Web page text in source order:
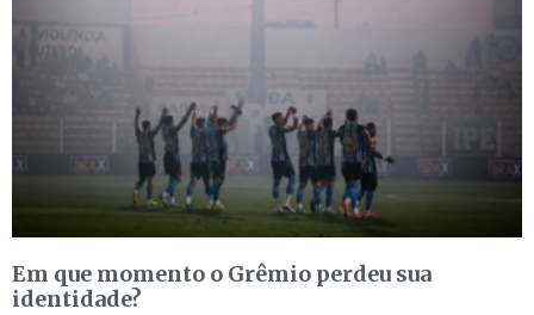
Em que momento o Grêmio perdeu sua
identidade?